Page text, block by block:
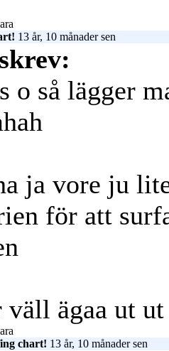
13 år, 10 månader sen
o så lägger
ja vore ju
för att
väll ägaa ut
chart! 13 år, 10 månader sen